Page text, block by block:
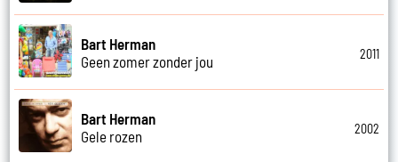
Bart Herman
Geen zomer zonder jou
2011
Bart Herman
Gele rozen
2002